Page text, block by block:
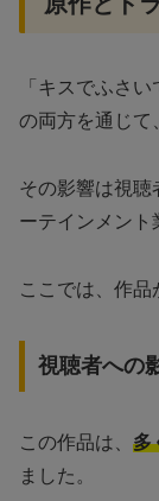
「キスでふさ
の両方を通じて
その影響は視聴
ーテインメント
ここでは、作品
視聴者への
この作品は、 多
ました。